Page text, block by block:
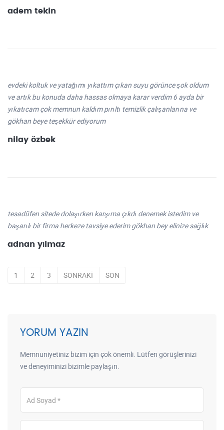
adem tekin
evdeki koltuk ve yatağımı yıkattım çıkan suyu görünce şok oldum
ve artık bu konuda daha hassas olmaya karar verdim 6 ayda bir
yıkatıcam çok memnun kaldım pırıltı temizlik çalışanlarına ve
gökhan beye teşekkür ediyorum
nilay özbek
tesadüfen sitede dolaşırken karşıma çıkdı denemek istedim ve
başarılı bir firma herkeze tavsiye ederim gökhan bey elinize sağlık
adnan yılmaz
1 2 3 SONRAKİ SON
YORUM YAZIN
Memnuniyetiniz bizim için çok önemli. Lütfen görüşlerinizi
ve deneyiminizi bizimle paylaşın.